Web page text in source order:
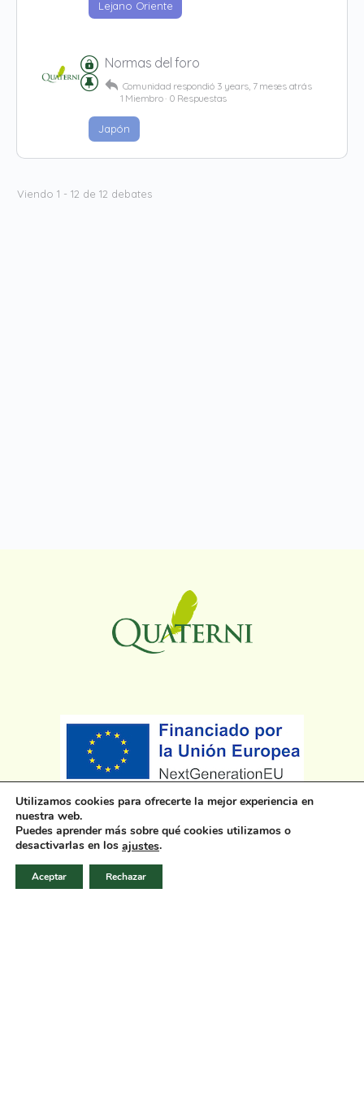
Lejano Oriente
Normas del foro
Comunidad respondió 3 years, 7 meses atrás
1 Miembro · 0 Respuestas
Japón
Viendo 1 - 12 de 12 debates
Utilizamos cookies para ofrecerte la mejor experiencia en
nuestra web.
Puedes aprender más sobre qué cookies utilizamos o
desactivarlas en los ajustes.
Aceptar Rechazar